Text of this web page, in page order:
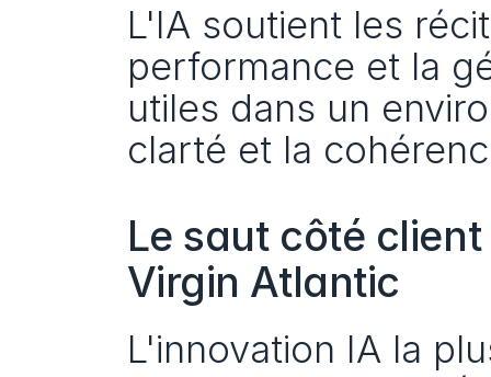
L'IA soutient les
performance et la
utiles dans un
clarté et la
Le saut côté
Virgin Atlantic
L'innovation IA la